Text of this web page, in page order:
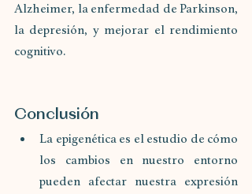
Alzheimer, la enfermedad de Parkinson,
la depresión, y mejorar el rendimiento
cognitivo.
Conclusión
La epigenética es el estudio de cómo
los cambios en nuestro entorno
pueden afectar nuestra expresión